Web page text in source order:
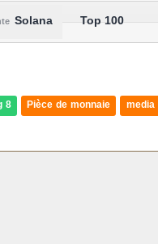
Solana Top 100
8 Pièce de monnaie media